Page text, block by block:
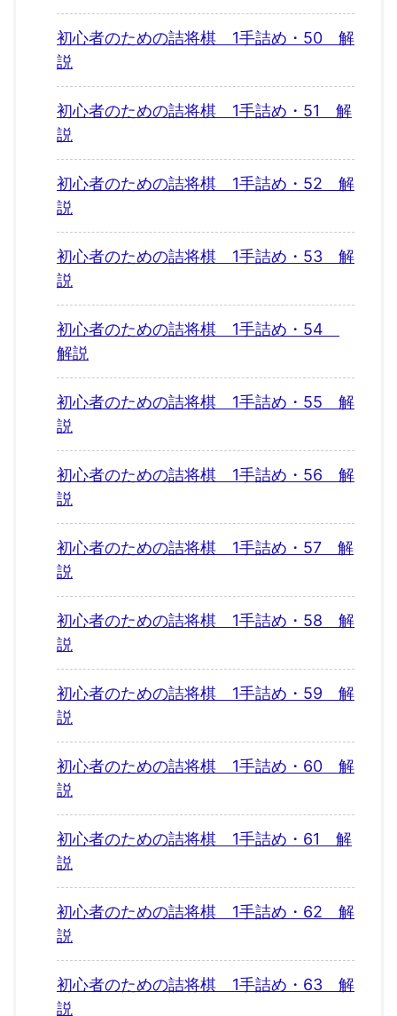
初心者のための詰将棋 1手詰め・50 解
説
初心者のための詰将棋 1手詰め・51 解
説
初心者のための詰将棋 1手詰め・52 解
説
初心者のための詰将棋 1手詰め・53 解
説
初心者のための詰将棋 1手詰め・54
解説
初心者のための詰将棋 1手詰め・55 解
説
初心者のための詰将棋 1手詰め・56 解
説
初心者のための詰将棋 1手詰め・57 解
説
初心者のための詰将棋 1手詰め・58 解
説
初心者のための詰将棋 1手詰め・59 解
説
初心者のための詰将棋 1手詰め・60 解
説
初心者のための詰将棋 1手詰め・61 解
説
初心者のための詰将棋 1手詰め・62 解
説
初心者のための詰将棋 1手詰め・63 解
説